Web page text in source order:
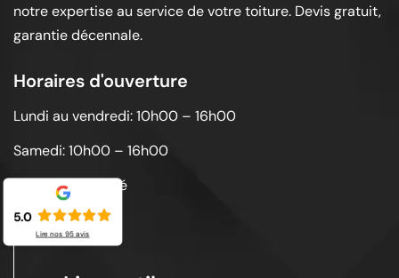
notre expertise au service de votre toiture. Devis gratuit,
garantie décennale.
Horaires d'ouverture
Lundi au vendredi: 10h00 – 16h00
Samedi: 10h00 – 16h00
Dimanche: Fermé
5.0
Lire nos 95avis